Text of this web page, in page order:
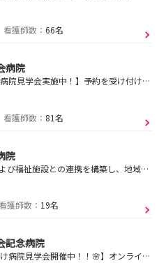
看護師数： 66名
病院
【27卒向け病院見学会実施中！】予約を受け付けております！
看護師数： 81名
院
医療機関および福祉施設との連携を構築し、地域の求める医療提供と療養環境の改善に努めます。
看護師数： 19名
記念病院
【🌸27卒向け病院見学会開催中！！🌸】オンライン／対面どちらも実施中！！低学年の参加も可能！